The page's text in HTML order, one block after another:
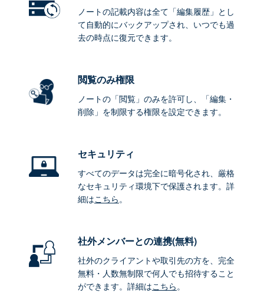
ノートの記載内容は全て「編集履歴」とし
て自動的にバックアップされ、いつでも過
去の時点に復元できます。
閲覧のみ権限
ノートの「閲覧」のみを許可し、「編集・
削除」を制限する権限を設定できます。
セキュリティ
すべてのデータは完全に暗号化され、厳格
なセキュリティ環境下で保護されます。詳
細はこちら。
社外メンバーとの連携(無料)
社外のクライアントや取引先の方を、完全
無料・人数無制限で何人でも招待すること
ができます。詳細はこちら。